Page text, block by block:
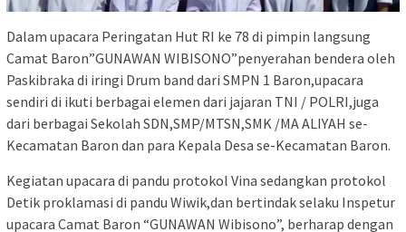
Dalam upacara Peringatan Hut RI ke 78 di pimpin langsung
Camat Baron”GUNAWAN WIBISONO”penyerahan bendera oleh
Paskibraka di iringi Drum band dari SMPN 1 Baron,upacara
sendiri di ikuti berbagai elemen dari jajaran TNI / POLRI,juga
dari berbagai Sekolah SDN,SMP/MTSN,SMK /MA ALIYAH se-
Kecamatan Baron dan para Kepala Desa se-Kecamatan Baron.
Kegiatan upacara di pandu protokol Vina sedangkan protokol
Detik proklamasi di pandu Wiwik,dan bertindak selaku Inspetur
upacara Camat Baron “GUNAWAN Wibisono”, berharap dengan